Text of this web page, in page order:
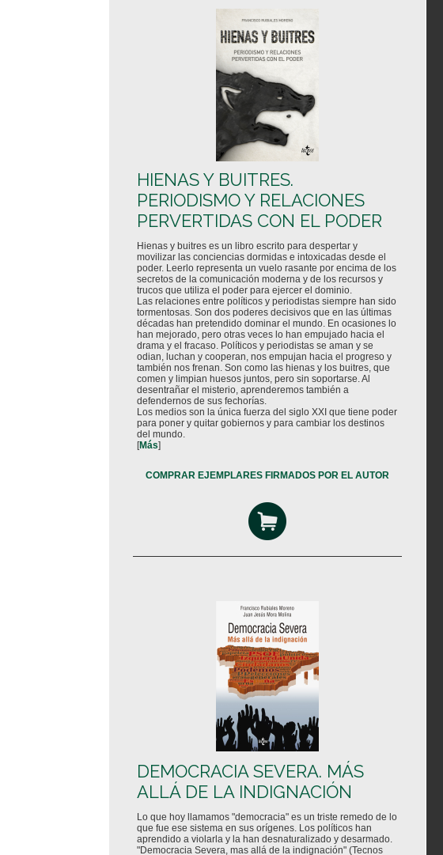
HIENAS Y BUITRES.
PERIODISMO Y RELACIONES
PERVERTIDAS CON EL PODER
Hienas y buitres es un libro escrito para despertar y
movilizar las conciencias dormidas e intoxicadas desde el
poder. Leerlo representa un vuelo rasante por encima de los
secretos de la comunicación moderna y de los recursos y
trucos que utiliza el poder para ejercer el dominio.
Las relaciones entre políticos y periodistas siempre han sido
tormentosas. Son dos poderes decisivos que en las últimas
décadas han pretendido dominar el mundo. En ocasiones lo
han mejorado, pero otras veces lo han empujado hacia el
drama y el fracaso. Políticos y periodistas se aman y se
odian, luchan y cooperan, nos empujan hacia el progreso y
también nos frenan. Son como las hienas y los buitres, que
comen y limpian huesos juntos, pero sin soportarse. Al
desentrañar el misterio, aprenderemos también a
defendernos de sus fechorías.
Los medios son la única fuerza del siglo XXI que tiene poder
para poner y quitar gobiernos y para cambiar los destinos
del mundo.
[Más]
COMPRAR EJEMPLARES FIRMADOS POR EL AUTOR
DEMOCRACIA SEVERA. MÁS
ALLÁ DE LA INDIGNACIÓN
Lo que hoy llamamos "democracia" es un triste remedo de lo
que fue ese sistema en sus orígenes. Los políticos han
aprendido a violarla y la han desnaturalizado y desarmado.
"Democracia Severa, mas allá de la indignación" (Tecnos